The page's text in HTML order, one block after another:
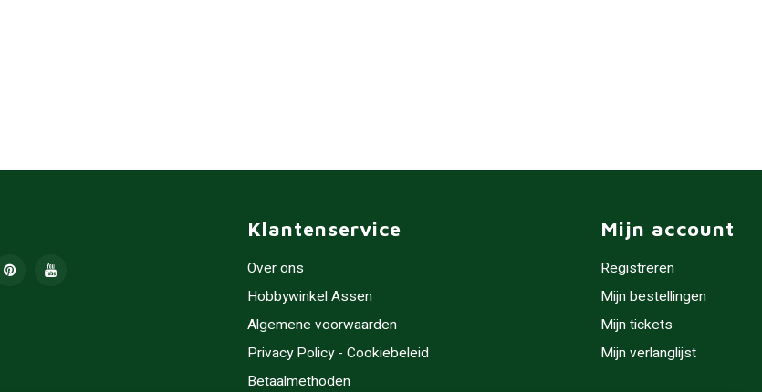
Klantenservice
Over ons
Hobbywinkel Assen
Algemene voorwaarden
Privacy Policy - Cookiebeleid
Betaalmethoden
Mijn account
Registreren
Mijn bestellingen
Mijn tickets
Mijn verlanglijst